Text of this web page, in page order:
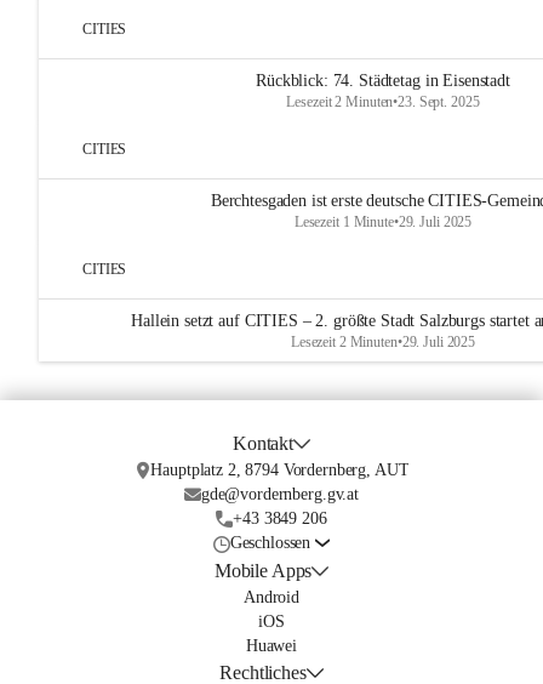
CITIES
Rückblick: 74. Städtetag in Eisenstadt
Lesezeit 2 Minuten•23. Sept. 2025
CITIES
Berchtesgaden ist erste deutsche CITIES-
Lesezeit 1 Minute•29. Juli 2025
CITIES
Hallein setzt auf CITIES – 2. größte Stadt Salzburgs startet
Lesezeit 2 Minuten•29. Juli 2025
Kontakt
Hauptplatz 2, 8794 Vordernberg, AUT
gde@vordernberg.gv.at
+43 3849 206
Geschlossen
Mobile Apps
Android
iOS
Huawei
Rechtliches